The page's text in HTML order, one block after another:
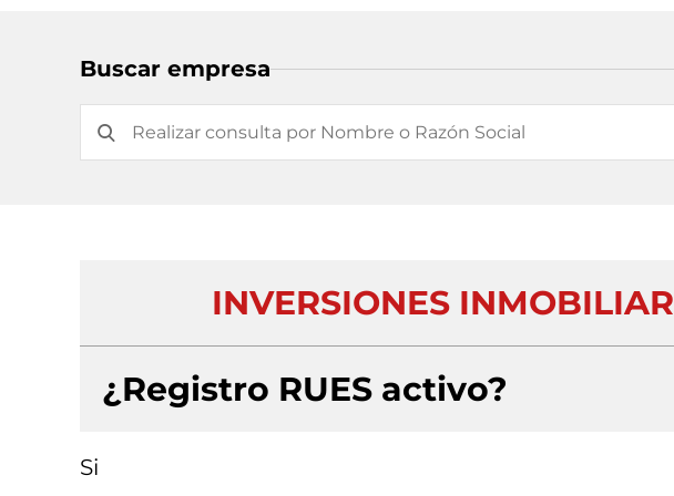
Buscar empresa
INVERSIONES
¿Registro RUES activo?
Si